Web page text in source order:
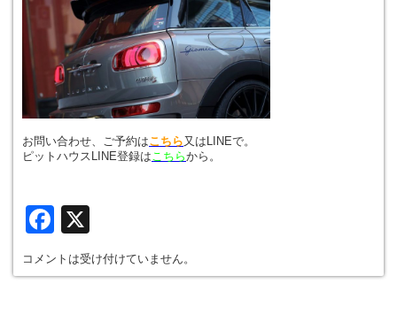
お問い合わせ、ご予約はこちら又はLINEで。
ピットハウスLINE登録はこちらから。
Facebook
コメントは受け付けていません。